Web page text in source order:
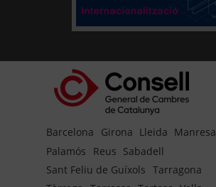
Barcelona Girona Lleida Manresa
Palamós
Reus Sabadell
Sant Feliu de Guíxols Tarragona